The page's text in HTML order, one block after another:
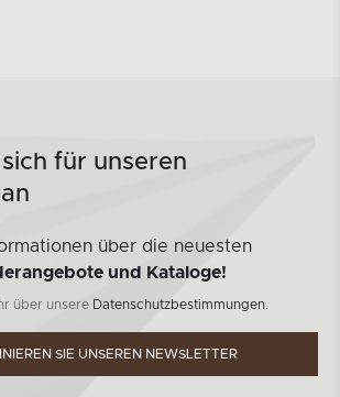
für unseren
über die neuesten
und Kataloge!
über unsere Datenschutzbestimmungen.
SIE UNSEREN NEWSLETTER